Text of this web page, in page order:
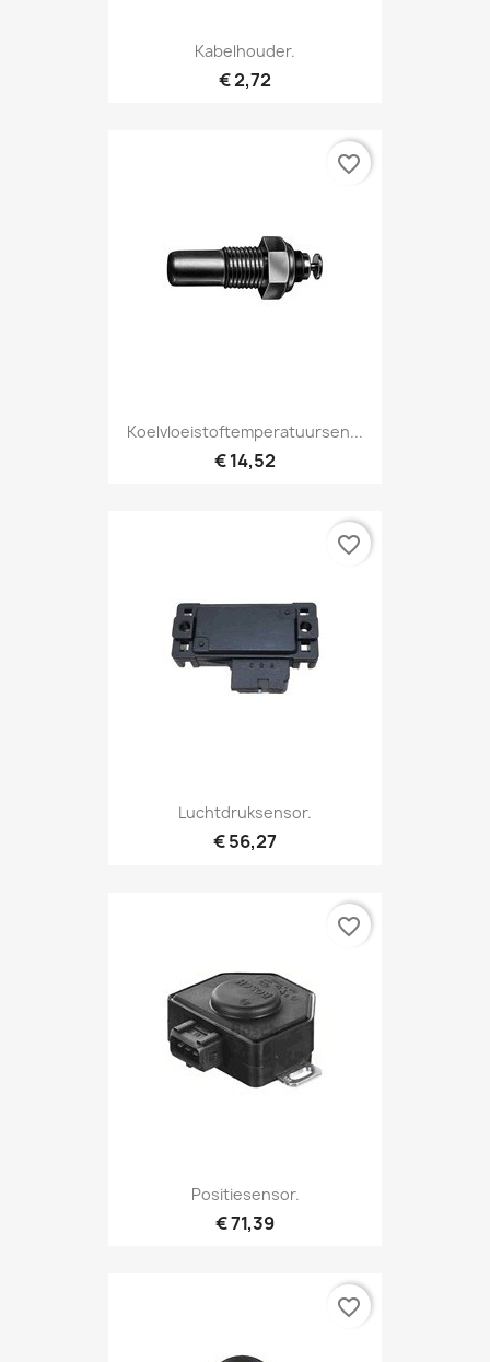
Kabelhouder.
€ 2,72
Koelvloeistoftemperatuursen...
€ 14,52
favorite_border
Luchtdruksensor.
€ 56,27
favorite_border
Positiesensor.
€ 71,39
favorite_border
favorite_border